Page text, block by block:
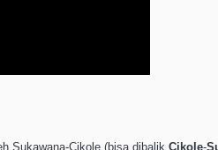
Sukawana-Cikole (bisa dibalik Cikole-